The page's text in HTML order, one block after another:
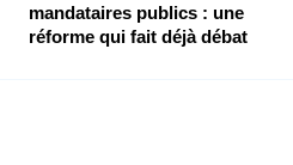
mandataires publics : une
réforme qui fait déjà débat